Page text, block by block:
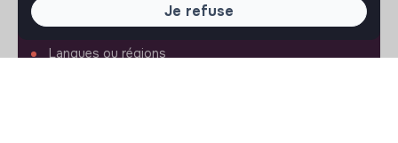
RÉGLAGES
Langues ou régions
Je refuse